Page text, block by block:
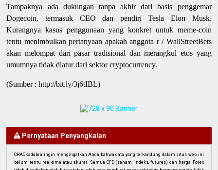
Tampaknya ada dukungan tanpa akhir dari basis penggemar
Dogecoin, termasuk CEO dan pendiri Tesla Elon Musk.
Kurangnya kasus penggunaan yang konkret untuk meme-coin
tentu menimbulkan pertanyaan apakah anggota r / WallStreetBets
akan melompat dari pasar tradisional dan merangkul etos yang
umumnya tidak diatur dari sektor cryptocurrency.
(Sumber : http://bit.ly/3j6tIBL)
Pernyataan Penyangkalan
CRACKadabra ingin mengingatkan Anda bahwa data yang terkandung dalam situs web ini
belum tentu real-time atau akurat. Semua CFD (saham, indeks, futures) dan harga Forex